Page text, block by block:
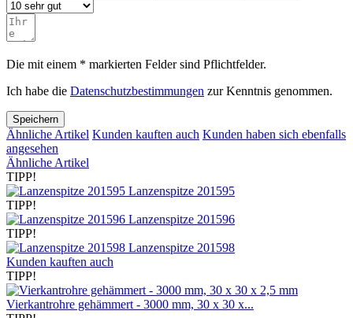
Die mit einem * markierten Felder sind Pflichtfelder.
Ich habe die Datenschutzbestimmungen zur Kenntnis genommen.
Speichern
Ähnliche Artikel Kunden kauften auch Kunden haben sich ebenfalls
angesehen
Ähnliche Artikel
TIPP!
Lanzenspitze 201595
TIPP!
Lanzenspitze 201596
TIPP!
Lanzenspitze 201598
Kunden kauften auch
TIPP!
Vierkantrohre gehämmert - 3000 mm, 30 x 30 x...